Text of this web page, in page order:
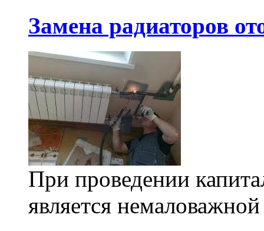
Замена радиаторов
При проведении
является